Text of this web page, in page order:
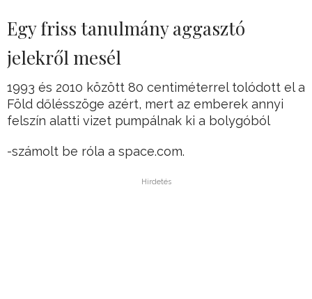
Egy friss tanulmány aggasztó
jelekről mesél
1993 és 2010 között 80 centiméterrel tolódott el a
Föld dőlésszöge azért, mert az emberek annyi
felszín alatti vizet pumpálnak ki a bolygóból
-számolt be róla a space.com.
Hirdetés